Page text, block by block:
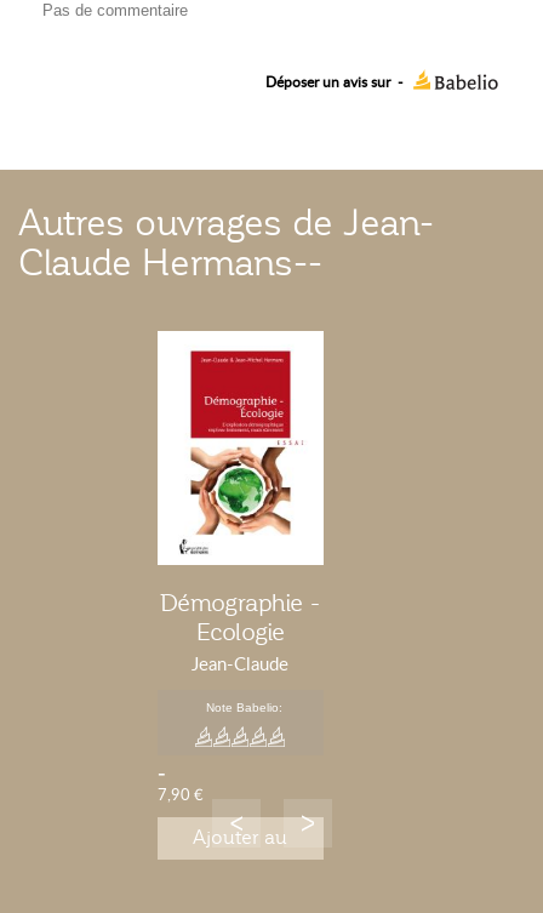
Pas de commentaire
Déposer un avis sur -
Autres ouvrages de Jean-
Claude Hermans--
Démographie -
Ecologie
Jean-Claude
Note Babelio:
-
7,90 €
Ajouter au